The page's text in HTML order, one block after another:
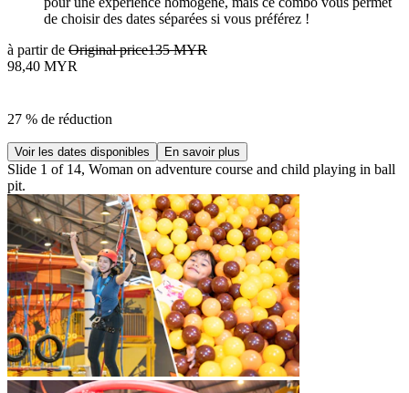
de choisir des dates séparées si vous préférez !
à partir de Original price135 MYR
98,40 MYR
27 % de réduction
Voir les dates disponibles En savoir plus
Slide 1 of 14, Woman on adventure course and child playing in ball
pit.